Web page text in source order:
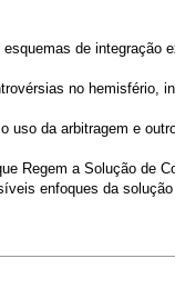
de integração
no hemisfério,
da arbitragem e
Regem a Solução de
enfoques da